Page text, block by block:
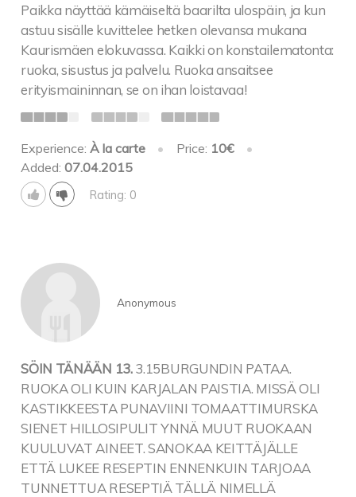
Paikka näyttää kämäiseltä baarilta ulospäin, ja kun
astuu sisälle kuvittelee hetken olevansa mukana
Kaurismäen elokuvassa. Kaikki on konstailematonta:
ruoka, sisustus ja palvelu. Ruoka ansaitsee
erityismaininnan, se on ihan loistavaa!
Experience:À la carte • Price: 10€
•
Added:07.04.2015
Rating: 0
Anonymous
SÖIN TÄNÄÄN 13. 3.15BURGUNDIN PATAA.
RUOKA OLI KUIN KARJALAN PAISTIA. MISSÄ OLI
KASTIKKEESTA PUNAVIINI TOMAATTIMURSKA
SIENET HILLOSIPULIT YNNÄ MUUT RUOKAAN
KUULUVAT AINEET. SANOKAA KEITTÄJÄLLE
ETTÄ LUKEE RESEPTIN ENNENKUIN TARJOAA
TUNNETTUA RESEPTIÄ TÄLLÄ NIMELLÄ